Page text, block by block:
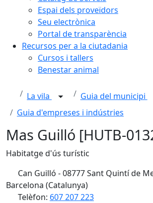
Espai dels proveïdors
Seu electrònica
Portal de transparència
Recursos per a la ciutadania
Cursos i tallers
Benestar animal
La vila
Guia del municipi
Guia d'empreses i indústries
Mas Guilló [HUTB-
Habitatge d'ús turístic
Can Guilló - 08777 Sant Quintí de
Barcelona (Catalunya)
Telèfon: 607 207 223